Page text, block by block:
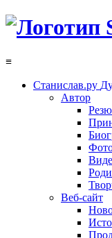
≡
Станислав.ру
Автор
Веб-сайт